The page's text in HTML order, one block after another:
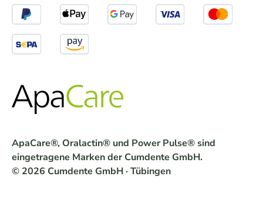
ApaCare®, Oralactin® und Power Pulse® sind
eingetragene Marken der Cumdente GmbH.
© 2026 Cumdente GmbH · Tübingen